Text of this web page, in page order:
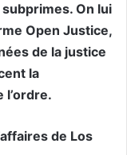
On lui
Open Justice,
de la justice
la
l’ordre.
de Los